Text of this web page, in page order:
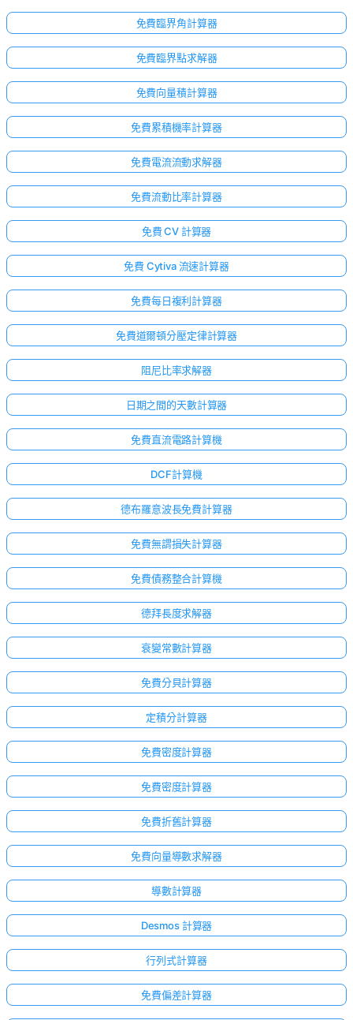
免費臨界角計算器
免費臨界點求解器
免費向量積計算器
免費累積機率計算器
免費電流流動求解器
免費流動比率計算器
免費 CV 計算器
免費 Cytiva 流速計算器
免費每日複利計算器
免費道爾頓分壓定律計算器
阻尼比率求解器
日期之間的天數計算器
免費直流電路計算機
DCF計算機
德布羅意波長免費計算器
免費無謂損失計算器
免費債務整合計算機
德拜長度求解器
衰變常數計算器
免費分貝計算器
定積分計算器
免費密度計算器
免費密度計算器
免費折舊計算器
免費向量導數求解器
導數計算器
Desmos 計算器
行列式計算器
免費偏差計算器